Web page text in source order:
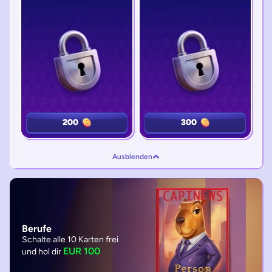
200
200 300
300
Ausblenden
Berufe
Schalte alle 10 Karten frei
und hol dir EUR 100